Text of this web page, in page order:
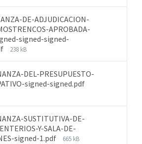
DE-ADJUDICACION-
APROBADA-
signed-signed-
238 kB
DEL-PRESUPUESTO-
signed-signed.pdf
SUSTITUTIVA-DE-
Y-SALA-DE-
signed-1.pdf
665 kB